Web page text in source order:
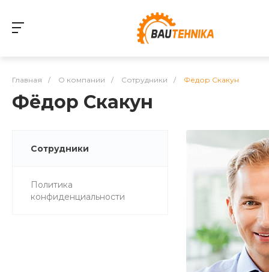
Главная / О компании / Сотрудники / Фёдор Скакун
Фёдор Скакун
Сотрудники
Политика
конфиденциальности